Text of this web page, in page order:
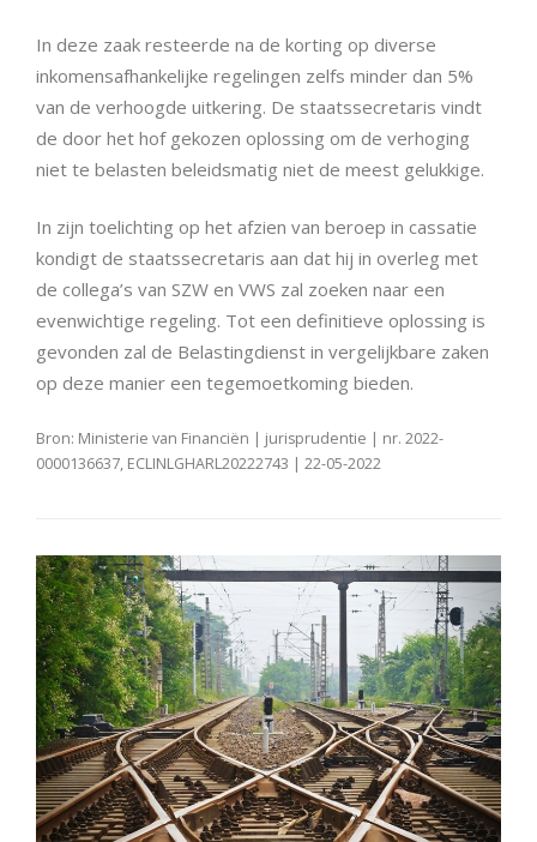
In deze zaak resteerde na de korting op diverse
inkomensafhankelijke regelingen zelfs minder dan 5%
van de verhoogde uitkering. De staatssecretaris vindt
de door het hof gekozen oplossing om de verhoging
niet te belasten beleidsmatig niet de meest gelukkige.
In zijn toelichting op het afzien van beroep in cassatie
kondigt de staatssecretaris aan dat hij in overleg met
de collega’s van SZW en VWS zal zoeken naar een
evenwichtige regeling. Tot een definitieve oplossing is
gevonden zal de Belastingdienst in vergelijkbare zaken
op deze manier een tegemoetkoming bieden.
Bron: Ministerie van Financiën | jurisprudentie | nr. 2022-
0000136637, ECLINLGHARL20222743 | 22-05-2022